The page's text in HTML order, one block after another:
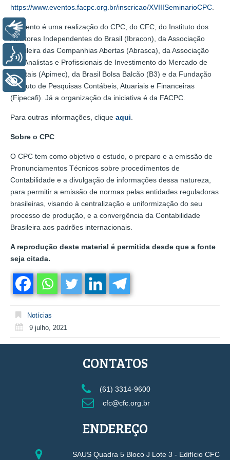
https://www.eventos.facpc.org.br/inscricao/XVIIISeminarioCPC
O evento é uma realização do CPC, do CFC, do Instituto dos
Auditores Independentes do Brasil (Ibracon), da Associação
Brasileira das Companhias Abertas (Abrasca), da Associação
dos Analistas e Profissionais de Investimento do Mercado de
Capitais (Apimec), da Brasil Bolsa Balcão (B3) e da Fundação
Instituto de Pesquisas Contábeis, Atuariais e Financeiras
(Fipecafi). Já a organização da iniciativa é da FACPC.
Para outras informações, clique aqui
Sobre o CPC
O CPC tem como objetivo o estudo, o preparo e a emissão de
Pronunciamentos Técnicos sobre procedimentos de
Contabilidade e a divulgação de informações dessa natureza,
para permitir a emissão de normas pelas entidades reguladoras
brasileiras, visando à centralização e uniformização do seu
processo de produção, e a convergência da Contabilidade
Brasileira aos padrões internacionais.
A reprodução deste material é permitida desde que a fonte
seja citada.
Notícias
9 julho, 2021
CONTATOS
(61) 3314-9600
cfc@cfc.org.br
ENDEREÇO
SAUS Quadra 5 Bloco J Lote 3 - Edifício CFC
Libras
Voz
+ Acessibilidade